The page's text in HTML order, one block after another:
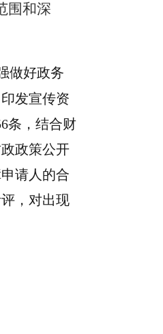
围和深
做好政务
发宣传资
条，结合财
政策公开
请人的合
，对出现